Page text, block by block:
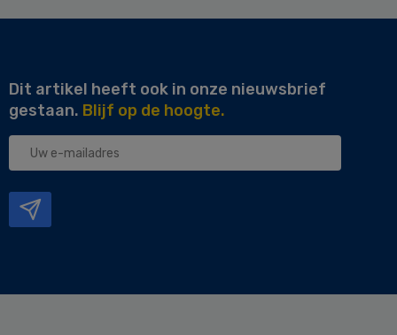
Dit artikel heeft ook in onze nieuwsbrief
gestaan. Blijf op de hoogte.
Uw